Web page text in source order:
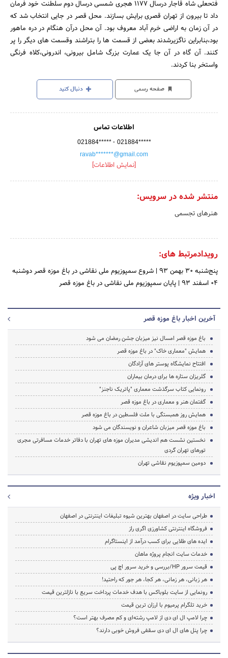
فتحعلی شاه قاجار درسال 1177 هجری شمسی درسال دوم سلطنت خود فرمان
داد تا بیرون از تهران قصری برایش بسازند. محل قصر در جایی انتخاب شد که
در آن زمان به اراضی خرم آباد معروف بود. آن محل درآن هنگام در دره ماهور
بود،بنابراین ناگزیرشدند بعضی از قسمت ها را بتراشند وقسمت های دیگر را پر
کنند. آن گاه در آن جا یک عمارت بزرگ شامل بیرونی، اندرونی،کلاه فرنگی
واستخر بنا کردند.
صفحه رسمی دنبال کنید
اطلاعات تماس
021884***** - 021884*****
ravab*******@gmail.com
[نمایش اطلاعات]
منتشر شده در سرویس:
هنرهای تجسمی
رویدادمرتبط های:
پنج‌شنبه 30 بهمن 93 | شروع سمپوزیوم ملی نقاشی در باغ موزه قصردوشنبه
04 اسفند 93
| پایان سمپوزیوم ملی نقاشی در باغ موزه قصر
آخرین اخبار باغ موزه قصر
باغ موزه قصر امسال نیز میزبان جشن رمضان می شود
همایش "معماری خاک" در باغ موزه قصر
افتتاح نمایشگاه پوستر های آزادگان
گلریزان ستاره ها برای درمان بیماران
رونمایی کتاب سرگذشت معماری "پاتریک ناجنز"
گفتمان هنر و معماری در باغ موزه قصر
همایش روز همبستگی با ملت فلسطین در باغ موزه قصر
باغ موزه قصر میزبان شاعران و نویسندگان می شود
نخستین نشست هم اندیشی مدیران موزه های تهران با دفاتر خدمات مسافرتی مجری
تورهای تهران گردی
دومین سمپوزیوم نقاشی تهران
اخبار ویژه
طراحی سایت در اصفهان بهترین شیوه تبلیغات اینترنتی در اصفهان
فروشگاه اینترنتی کشاورزی اگری راز
ایده های طلایی برای کسب درآمد از اینستاگرام
خدمات سایت انجام پروژه ماهان
قیمت سرور HP/بررسی و خرید سرور اچ پی
هر زبانی، هر زمانی، هر کجا، هر جور که راحتید!
رونمایی از سایت بلوباکس با هدف خدمات پرداخت سریع با نازلترین قیمت
خرید تلگرام پرمیوم با ارزان ترین قیمت
چرا لامپ ال ای دی از لامپ رشته‌ای و کم مصرف بهتر است؟
چرا پنل های ال ای دی سقفی فروش خوبی دارند؟